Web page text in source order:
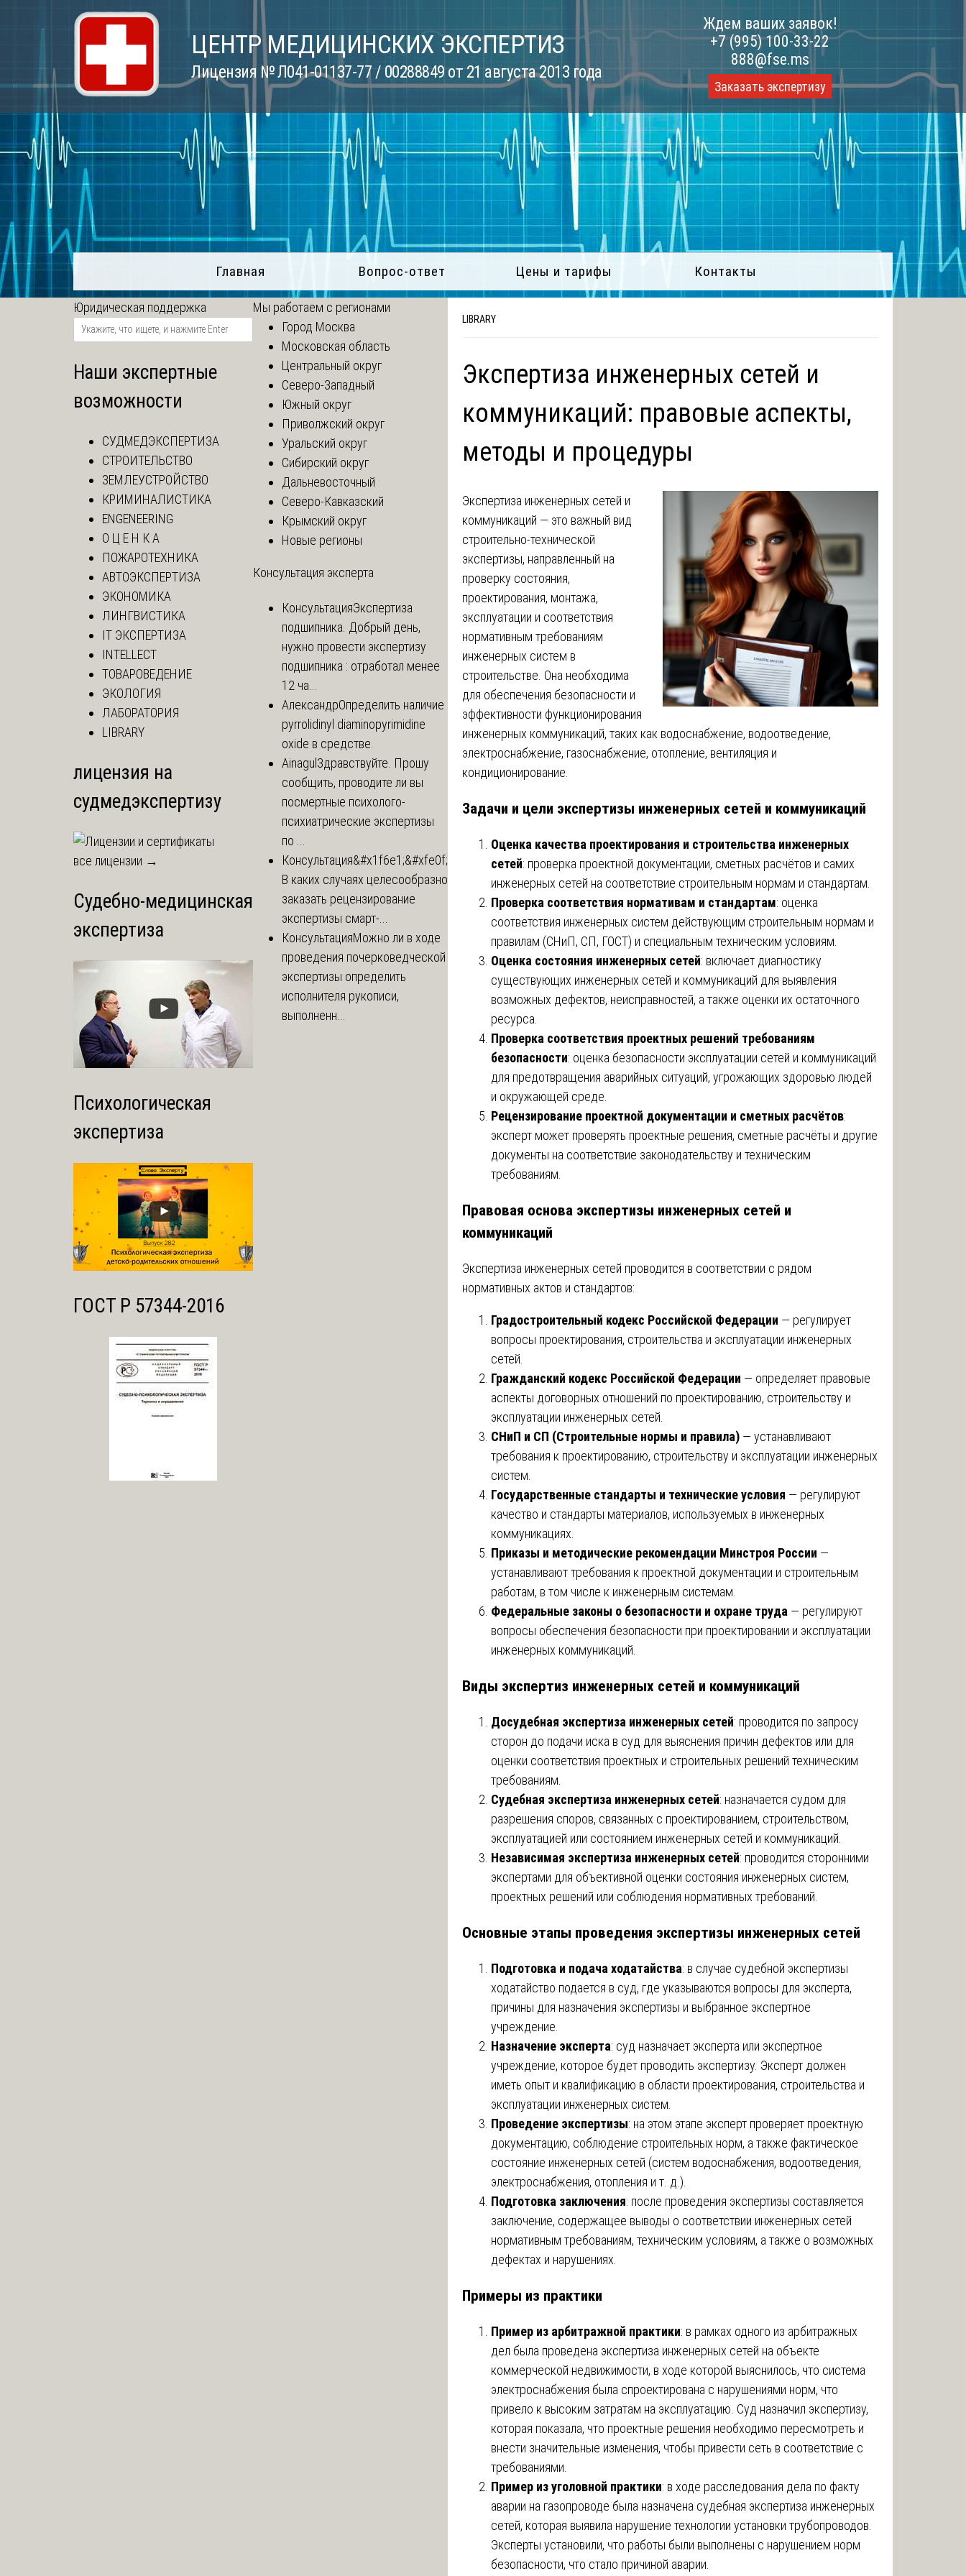
ЦЕНТР МЕДИЦИНСКИХ ЭКСПЕРТИЗ
Лицензия № Л041-01137-77 / 00288849 от 21 августа 2013 года
Ждем ваших заявок!
+7 (995) 100-33-22
888@fse.ms
Заказать экспертизу
Главная Вопрос-ответ Цены и тарифы Контакты
LIBRARY
Экспертиза инженерных сетей и
коммуникаций: правовые аспекты,
методы и процедуры
Экспертиза инженерных сетей и
коммуникаций — это важный вид
строительно-технической
экспертизы, направленный на
проверку состояния,
проектирования, монтажа,
эксплуатации и соответствия
нормативным требованиям
инженерных систем в
строительстве. Она необходима
для обеспечения безопасности и
эффективности функционирования
инженерных коммуникаций, таких как водоснабжение, водоотведение,
электроснабжение, газоснабжение, отопление, вентиляция и
кондиционирование.
Задачи и цели экспертизы инженерных сетей и коммуникаций
Оценка качества проектирования и строительства инженерных
сетей: проверка проектной документации, сметных расчётов и самих
инженерных сетей на соответствие строительным нормам и стандартам.
Проверка соответствия нормативам и стандартам: оценка
соответствия инженерных систем действующим строительным нормам и
правилам (СНиП, СП, ГОСТ) и специальным техническим условиям.
Оценка состояния инженерных сетей: включает диагностику
существующих инженерных сетей и коммуникаций для выявления
возможных дефектов, неисправностей, а также оценки их остаточного
ресурса.
Проверка соответствия проектных решений требованиям
безопасности: оценка безопасности эксплуатации сетей и коммуникаций
для предотвращения аварийных ситуаций, угрожающих здоровью людей
и окружающей среде.
Рецензирование проектной документации и сметных расчётов:
эксперт может проверять проектные решения, сметные расчёты и другие
документы на соответствие законодательству и техническим
требованиям.
Правовая основа экспертизы инженерных сетей и
коммуникаций
Экспертиза инженерных сетей проводится в соответствии с рядом
нормативных актов и стандартов:
Градостроительный кодекс Российской Федерации — регулирует
вопросы проектирования, строительства и эксплуатации инженерных
сетей.
Гражданский кодекс Российской Федерации — определяет правовые
аспекты договорных отношений по проектированию, строительству и
эксплуатации инженерных сетей.
СНиП и СП (Строительные нормы и правила) — устанавливают
требования к проектированию, строительству и эксплуатации инженерных
систем.
Государственные стандарты и технические условия — регулируют
качество и стандарты материалов, используемых в инженерных
коммуникациях.
Приказы и методические рекомендации Минстроя России —
устанавливают требования к проектной документации и строительным
работам, в том числе к инженерным системам.
Федеральные законы о безопасности и охране труда — регулируют
вопросы обеспечения безопасности при проектировании и эксплуатации
инженерных коммуникаций.
Виды экспертиз инженерных сетей и коммуникаций
Досудебная экспертиза инженерных сетей: проводится по запросу
сторон до подачи иска в суд для выяснения причин дефектов или для
оценки соответствия проектных и строительных решений техническим
требованиям.
Судебная экспертиза инженерных сетей: назначается судом для
разрешения споров, связанных с проектированием, строительством,
эксплуатацией или состоянием инженерных сетей и коммуникаций.
Независимая экспертиза инженерных сетей: проводится сторонними
экспертами для объективной оценки состояния инженерных систем,
проектных решений или соблюдения нормативных требований.
Основные этапы проведения экспертизы инженерных сетей
Подготовка и подача ходатайства: в случае судебной экспертизы
ходатайство подается в суд, где указываются вопросы для эксперта,
причины для назначения экспертизы и выбранное экспертное
учреждение.
Назначение эксперта: суд назначает эксперта или экспертное
учреждение, которое будет проводить экспертизу. Эксперт должен
иметь опыт и квалификацию в области проектирования, строительства и
эксплуатации инженерных систем.
Проведение экспертизы: на этом этапе эксперт проверяет проектную
документацию, соблюдение строительных норм, а также фактическое
состояние инженерных сетей (систем водоснабжения, водоотведения,
электроснабжения, отопления и т. д.).
Подготовка заключения: после проведения экспертизы составляется
заключение, содержащее выводы о соответствии инженерных сетей
нормативным требованиям, техническим условиям, а также о возможных
дефектах и нарушениях.
Примеры из практики
Пример из арбитражной практики: в рамках одного из арбитражных
дел была проведена экспертиза инженерных сетей на объекте
коммерческой недвижимости, в ходе которой выяснилось, что система
электроснабжения была спроектирована с нарушениями норм, что
привело к высоким затратам на эксплуатацию. Суд назначил экспертизу,
которая показала, что проектные решения необходимо пересмотреть и
внести значительные изменения, чтобы привести сеть в соответствие с
требованиями.
Пример из уголовной практики: в ходе расследования дела по факту
аварии на газопроводе была назначена судебная экспертиза инженерных
сетей, которая выявила нарушение технологии установки трубопроводов.
Эксперты установили, что работы были выполнены с нарушением норм
безопасности, что стало причиной аварии.
Юридическая поддержка
Наши экспертные
возможности
СУДМЕДЭКСПЕРТИЗА
СТРОИТЕЛЬСТВО
ЗЕМЛЕУСТРОЙСТВО
КРИМИНАЛИСТИКА
ENGENEERING
О Ц Е Н К А
ПОЖАРОТЕХНИКА
АВТОЭКСПЕРТИЗА
ЭКОНОМИКА
ЛИНГВИСТИКА
IT ЭКСПЕРТИЗА
INTELLECT
ТОВАРОВЕДЕНИЕ
ЭКОЛОГИЯ
ЛАБОРАТОРИЯ
LIBRARY
лицензия на
судмедэкспертизу
все лицензии →
Судебно-медицинская
экспертиза
Психологическая
экспертиза
ГОСТ Р 57344-2016
Мы работаем с регионами
Город Москва
Московская область
Центральный округ
Северо-Западный
Южный округ
Приволжский округ
Уральский округ
Сибирский округ
Дальневосточный
Северо-Кавказский
Крымский округ
Новые регионы
Консультация эксперта
КонсультацияЭкспертиза
подшипника. Добрый день,
нужно провести экспертизу
подшипника : отработал менее
12 ча...
АлександрОпределить наличие
pyrrolidinyl diaminopyrimidine
oxide в средстве.
Ainagul Здравствуйте. Прошу
сообщить, проводите ли вы
посмертные психолого-
психиатрические экспертизы
по ...
Консультация&#x1f6e1;&#xfe0f;
В каких случаях целесообразно
заказать рецензирование
экспертизы смарт-...
КонсультацияМожно ли в ходе
проведения почерковедческой
экспертизы определить
исполнителя рукописи,
выполненн...